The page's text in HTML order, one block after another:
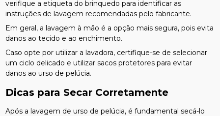
verifique a etiqueta do brinquedo para identificar as
instruções de lavagem recomendadas pelo fabricante.
Em geral, a lavagem à mão é a opção mais segura, pois evita
danos ao tecido e ao enchimento.
Caso opte por utilizar a lavadora, certifique-se de selecionar
um ciclo delicado e utilizar sacos protetores para evitar
danos ao urso de pelúcia.
Dicas para Secar Corretamente
Após a lavagem de urso de pelúcia, é fundamental secá-lo